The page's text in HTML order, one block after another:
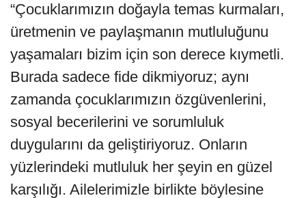
“Çocuklarımızın doğayla temas kurmaları,
üretmenin ve paylaşmanın mutluluğunu
yaşamaları bizim için son derece kıymetli.
Burada sadece fide dikmiyoruz; aynı
zamanda çocuklarımızın özgüvenlerini,
sosyal becerilerini ve sorumluluk
duygularını da geliştiriyoruz. Onların
yüzlerindeki mutluluk her şeyin en güzel
karşılığı. Ailelerimizle birlikte böylesine